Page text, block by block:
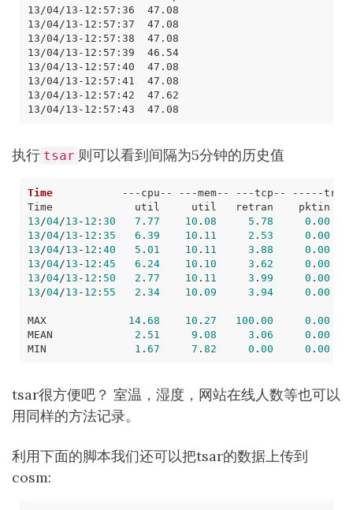
执行 tsar 则可以看到间隔为5分钟的历史值
Time --- cpu -- ---mem-- ---tcp -- -----
Time
util util retran pktin
13 /04/13 - 12 : 30 7 . 77 10 . 08 5 . 78 0 . 00
13 /04/13 - 12 : 35 6 . 39 10 . 11 2 . 53 0 . 00
13 /04/13 - 12 : 40 5 . 01 10 . 11 3 . 88 0 . 00
13 /04/13 - 12 : 45 6 . 24 10 . 10 3 . 62 0 . 00
13 /04/13 - 12 : 50 2 . 77 10 . 11 3 . 99 0 . 00
13 /04/13 - 12 : 55 2 . 34 10 . 09 3 . 94 0 . 00
MAX 14. 68 10 . 27 100 . 00 0 . 00
MEAN
2 . 51 9 . 08 3 . 06 0 . 00
MIN
1 . 67 7 . 82 0 . 00 0 . 00
tsar很方便吧？ 室温，湿度，网站在线人数等也可以
用同样的方法记录。
利用下面的脚本我们还可以把tsar的数据上传到
cosm: